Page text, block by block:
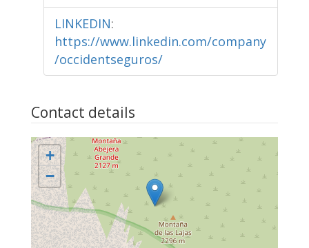
LINKEDIN:
https://www.linkedin.com/company
/occidentseguros/
Contact details
+
−